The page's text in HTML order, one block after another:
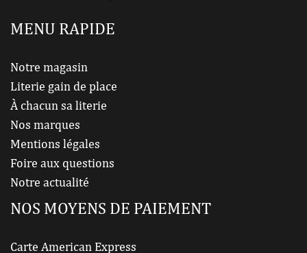
MENU RAPIDE
Notre magasin
Literie gain de place
À chacun sa literie
Nos marques
Mentions légales
Foire aux questions
Notre actualité
NOS MOYENS DE PAIEMENT
Carte American Express